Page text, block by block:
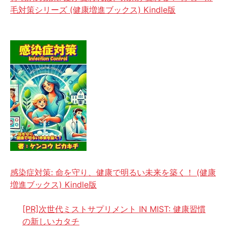
毛対策シリーズ (健康増進ブックス) Kindle版
感染症対策: 命を守り、健康で明るい未来を築く！ (健康
増進ブックス) Kindle版
[PR]次世代ミストサプリメント IN MIST: 健康習慣
の新しいカタチ